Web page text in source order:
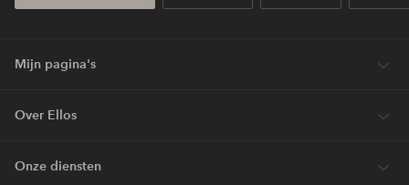
Mijn pagina's
Over Ellos
Onze diensten